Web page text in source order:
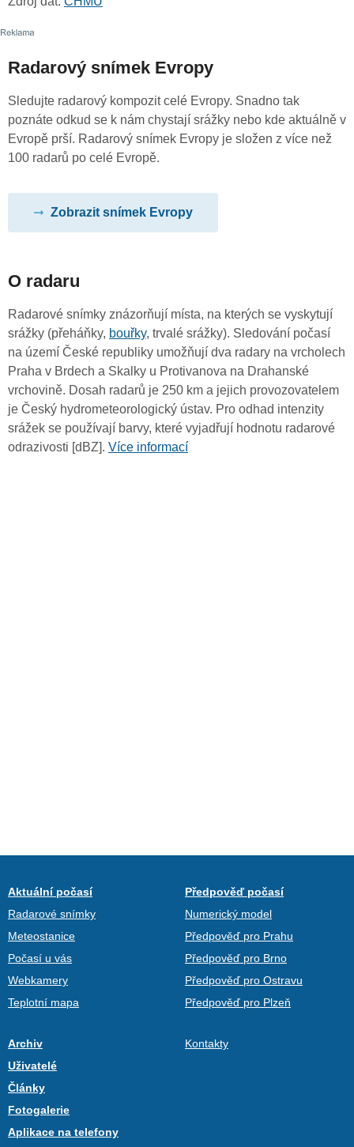
Radarový snímek Evropy
Sledujte radarový kompozit celé Evropy. Snadno tak
poznáte odkud se k nám chystají srážky nebo kde aktuálně v
Evropě prší. Radarový snímek Evropy je složen z více než
100 radarů po celé Evropě.
Zobrazit snímek Evropy
O radaru
Radarové snímky znázorňují místa, na kterých se vyskytují
srážky (přeháňky, bouřky, trvalé srážky). Sledování počasí
na území České republiky umožňují dva radary na vrcholech
Praha v Brdech a Skalky u Protivanova na Drahanské
vrchovině. Dosah radarů je 250 km a jejich provozovatelem
je Český hydrometeorologický ústav. Pro odhad intenzity
srážek se používají barvy, které vyjadřují hodnotu radarové
odrazivosti [dBZ]. Více informací
Aktuální počasí
Radarové snímky
Meteostanice
Počasí u vás
Webkamery
Teplotní mapa
Předpověď počasí
Numerický model
Předpověď pro Prahu
Předpověď pro Brno
Předpověď pro Ostravu
Předpověď pro Plzeň
Archiv
Uživatelé
Články
Fotogalerie
Aplikace na telefony
Kontakty